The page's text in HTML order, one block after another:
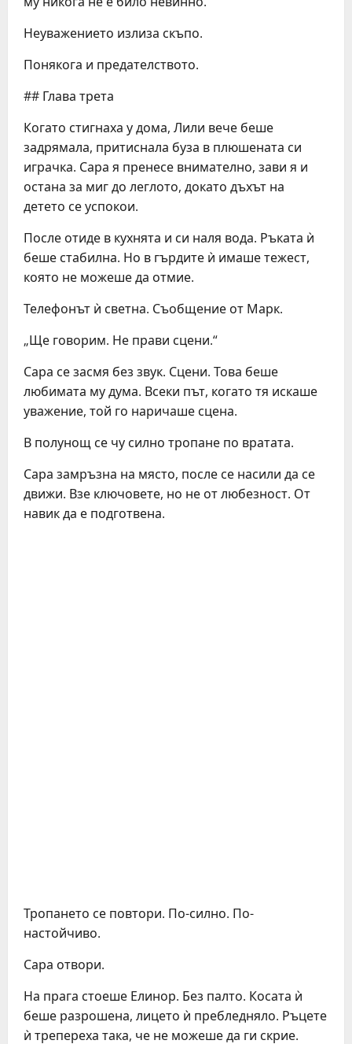
Неуважението излиза скъпо.
Понякога и предателството.
## Глава трета
Когато стигнаха у дома, Лили вече беше
задрямала, притиснала буза в плюшената си
играчка. Сара я пренесе внимателно, зави я и
остана за миг до леглото, докато дъхът на
детето се успокои.
После отиде в кухнята и си наля вода. Ръката ѝ
беше стабилна. Но в гърдите ѝ имаше тежест,
която не можеше да отмие.
Телефонът ѝ светна. Съобщение от Марк.
„Ще говорим. Не прави сцени.“
Сара се засмя без звук. Сцени. Това беше
любимата му дума. Всеки път, когато тя искаше
уважение, той го наричаше сцена.
В полунощ се чу силно тропане по вратата.
Сара замръзна на място, после се насили да се
движи. Взе ключовете, но не от любезност. От
навик да е подготвена.
Тропането се повтори. По-силно. По-
настойчиво.
Сара отвори.
На прага стоеше Елинор. Без палто. Косата ѝ
беше разрошена, лицето ѝ пребледняло. Ръцете
ѝ трепереха така, че не можеше да ги скрие.